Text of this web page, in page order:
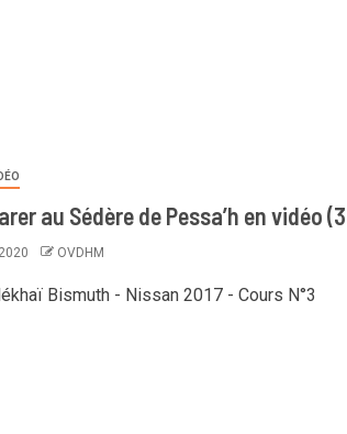
au Sédère de Pessa’h en vidéo
OVDHM
Bismuth - Nissan 2017 - Cours N°3